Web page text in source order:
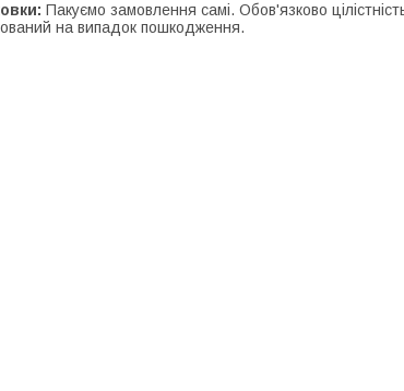
Пакуємо замовлення самі. Обов'язково
на випадок пошкодження.